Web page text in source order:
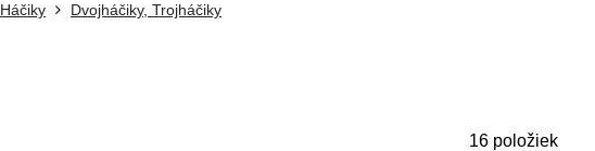
Háčiky Dvojháčiky, Trojháčiky
16 položiek